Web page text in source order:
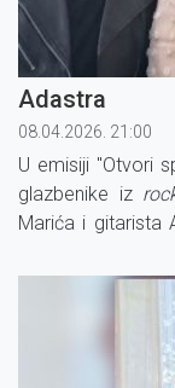
Adastra
08.04.2026. 21:00
U emisiji "Otvori
glazbenike iz
Marića i gitarista
pjesme snažnih